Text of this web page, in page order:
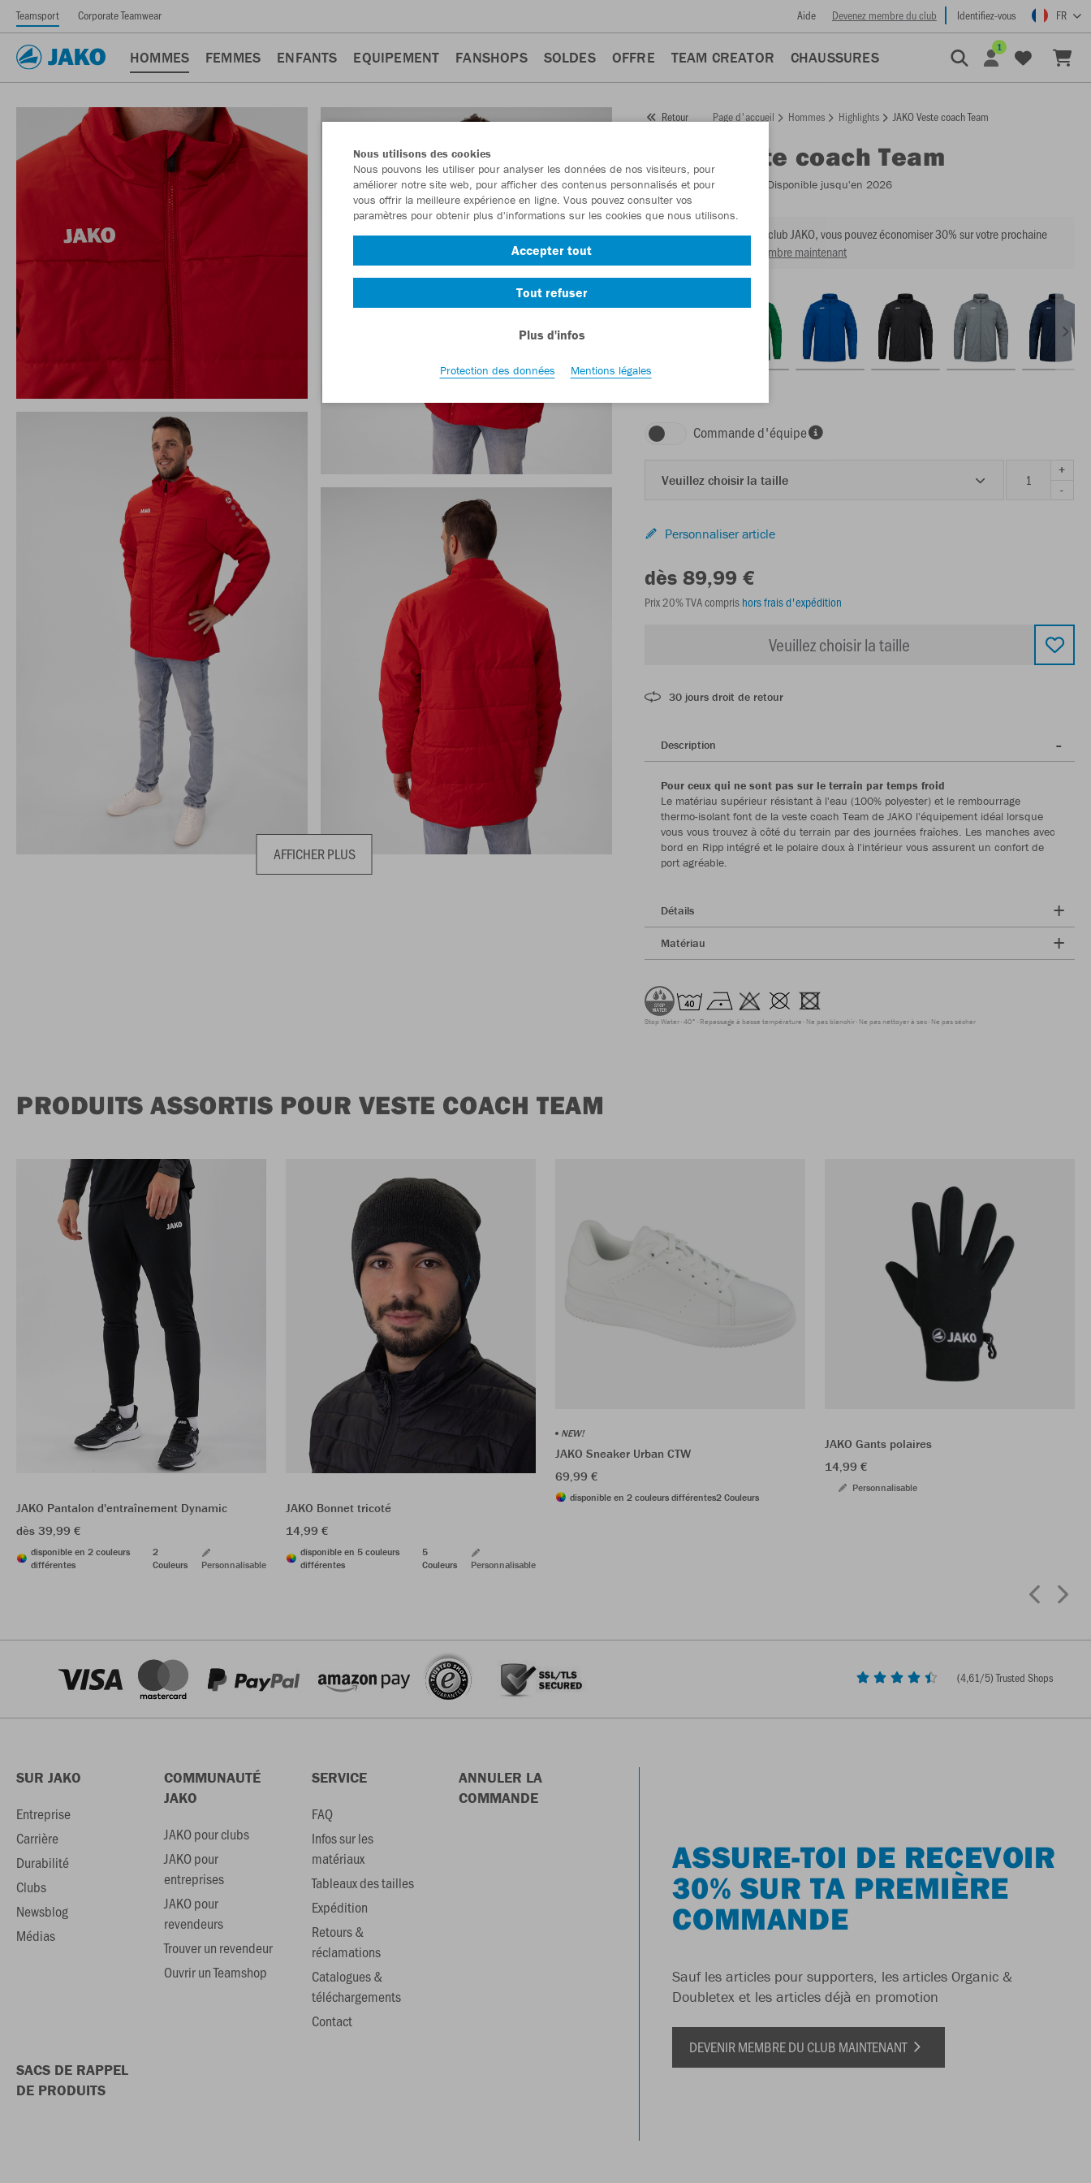
Teamsport Corporate Teamwear Aide Devenez membre du club Identifiez-vous FR
HOMMES FEMMES ENFANTS EQUIPEMENT FANSHOPS SOLDES OFFRE TEAM CREATOR CHAUSSURES
1
AFFICHER PLUS
Retour Page d'accueil Hommes Highlights JAKO Veste coach Team
Veste coach Team
Numéro d’article: - Disponible jusqu'en 2026
En tant que membre du club JAKO, vous pouvez économiser 30% sur votre prochaine
Devenir membre maintenant
Commande d'équipe
Veuillez choisir la taille
+
-
Personnaliser article
dès 89,99 €
Prix 20% TVA compris hors frais d'expédition
Veuillez choisir la taille
30 jours droit de retour
Description
Pour ceux qui ne sont pas sur le terrain par temps froid
Le matériau supérieur résistant à l'eau (100% polyester) et le rembourrage
thermo-isolant font de la veste coach Team de JAKO l'équipement idéal lorsque
vous vous trouvez à côté du terrain par des journées fraîches. Les manches avec
bord en Ripp intégré et le polaire doux à l'intérieur vous assurent un confort de
port agréable.
Détails
Matériau
Stop Water 40° Repassage à basse température Ne pas blanchir Ne pas nettoyer à sec Ne pas sécher
PRODUITS ASSORTIS POUR VESTE COACH TEAM
JAKO Pantalon d'entraînement Dynamic
dès 39,99 €
disponible en 2 couleurs
différentes
2
Couleurs
Personnalisable
JAKO Bonnet tricoté
14,99 €
disponible en 5 couleurs
différentes
5
Couleurs
Personnalisable
NEW!
JAKO Sneaker Urban CTW
69,99 €
disponible en 2 couleurs différentes2 Couleurs
JAKO Gants polaires
14,99 €
Personnalisable
(4,61/5) Trusted Shops
SUR JAKO
Entreprise
Carrière
Durabilité
Clubs
Newsblog
Médias
COMMUNAUTÉ
JAKO
JAKO pour clubs
JAKO pour
entreprises
JAKO pour
revendeurs
Trouver un revendeur
Ouvrir un Teamshop
SERVICE
FAQ
Infos sur les
matériaux
Tableaux des tailles
Expédition
Retours &
réclamations
Catalogues &
téléchargements
Contact
ANNULER LA
COMMANDE
SACS DE RAPPEL
DE PRODUITS
ASSURE-TOI DE RECEVOIR
30% SUR TA PREMIÈRE
COMMANDE
Sauf les articles pour supporters, les articles Organic &
Doubletex et les articles déjà en promotion
DEVENIR MEMBRE DU CLUB MAINTENANT
Nous utilisons des cookies
Nous pouvons les utiliser pour analyser les données de nos visiteurs, pour
améliorer notre site web, pour afficher des contenus personnalisés et pour
vous offrir la meilleure expérience en ligne. Vous pouvez consulter vos
paramètres pour obtenir plus d'informations sur les cookies que nous utilisons.
Accepter tout
Tout refuser
Plus d'infos
Protection des données Mentions légales